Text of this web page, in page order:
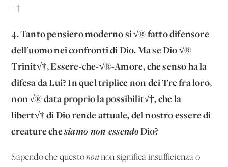
¬†
4. Tanto pensiero moderno si √® fatto difensore
dell'uomo nei confronti di Dio. Ma se Dio √®
Trinit√†, Essere-che-√®-Amore, che senso ha la
difesa da Lui? In quel triplice non dei Tre fra loro,
non √® data proprio la possibilit√†, che la
libert√† di Dio rende attuale, del nostro essere di
creature chesiamo-non-essendoDio?
Sapendo che questonon non significa insufficienza o